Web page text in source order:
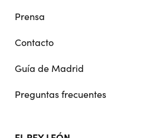
Prensa
Contacto
Guía de Madrid
Preguntas frecuentes